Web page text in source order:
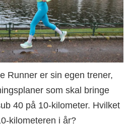
Runner er sin egen trener,
som skal bringe
40 på 10-kilometer. Hvilket
kilometeren i år?